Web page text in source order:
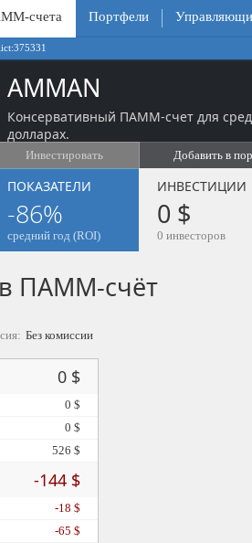
счета Портфели
AMMAN
Консервативный ПАММ-счет для
долларах.
Инвестировать Добавить в
ПОКАЗАТЕЛИ
-86%
средний год (ROI)
ИНВЕСТИЦИИ
0 $
0 инвесторов
ПАММ-счёт
Без комиссии
0 $
0 $
0 $
526 $
-144 $
-18 $
-65 $